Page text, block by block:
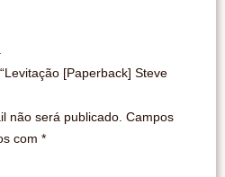
[Paperback] Steve
não será publicado. Campos
com *